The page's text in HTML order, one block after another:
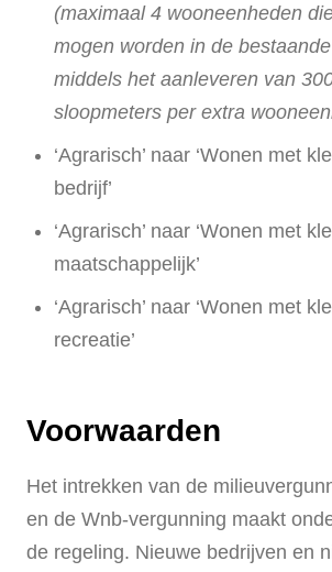
(maximaal 4 wooneenheden
mogen worden in de
middels het aanleveren van
sloopmeters per extra
‘Agrarisch’ naar ‘Wonen met
bedrijf’
‘Agrarisch’ naar ‘Wonen met
maatschappelijk’
‘Agrarisch’ naar ‘Wonen met
recreatie’
Voorwaarden
Het intrekken van de
en de Wnb-vergunning maakt
de regeling. Nieuwe bedrijven en